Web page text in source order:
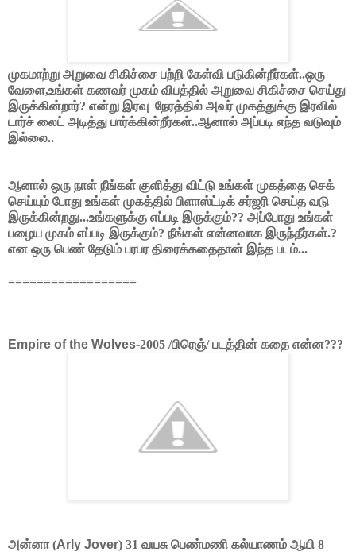
முகமாற்று அறுவை சிகிச்சை பற்றி கேள்வி படுகின்றீர்கள்..ஒரு
வேளை,உங்கள் கணவர் முகம் விபத்தில் அறுவை சிகிச்சை செய்து
இருக்கின்றார்? என்று இரவு நேரத்தில் அவர் முகத்துக்கு இரவில்
டார்ச் லைட் அடித்து பார்க்கின்றீர்கள்..ஆனால் அப்படி எந்த வடுவும்
இல்லை..
ஆனால் ஒரு நாள் நீங்கள் குளித்து விட்டு உங்கள் முகத்தை செக்
செய்யும் போது உங்கள் முகத்தில் பிளாஸ்ட்டிக் சர்ஜரி செய்த வடு
இருக்கின்றது...உங்களுக்கு எப்படி இருக்கும்?? அப்போது உங்கள்
பழைய முகம் எப்படி இருக்கும்? நீங்கள் என்னவாக இருந்தீர்கள்.?
என ஒரு பெண் தேடும் பரபர திரைக்கதைதான் இந்த படம்...
==================
Empire of the Wolves-2005 /பிரெஞ்/ படத்தின் கதை என்ன???
அன்னா (Arly Jover) 31 வயசு பெண்மணி கல்யாணம் ஆயி 8